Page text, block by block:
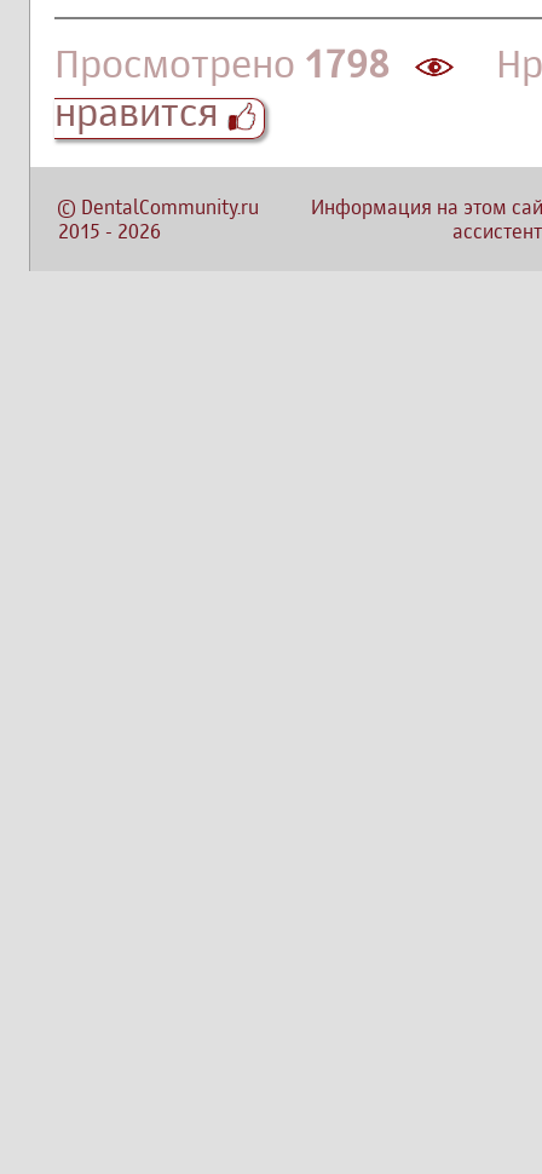
Просмотрено 1798
нравится
© DentalCommunity.ru
2015 - 2026
Информация на этом